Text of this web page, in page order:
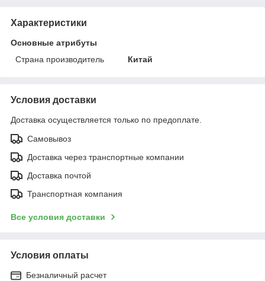
Характеристики
Основные атрибуты
Страна производитель
Китай
Условия доставки
Доставка осуществляется только по предоплате.
Самовывоз
Доставка через транспортные компании
Доставка почтой
Транспортная компания
Все условия доставки
Условия оплаты
Безналичный расчет